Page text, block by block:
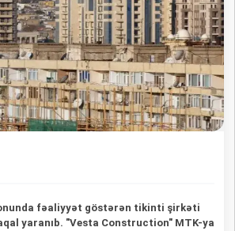
fəaliyyət göstərən tikinti şirkəti
yaranıb. "Vesta Construction" MTK-ya